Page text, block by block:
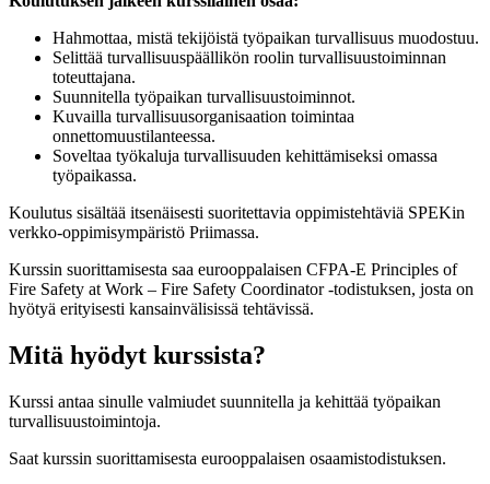
Hahmottaa, mistä tekijöistä työpaikan turvallisuus muodostuu.
Selittää turvallisuuspäällikön roolin turvallisuustoiminnan
toteuttajana.
Suunnitella työpaikan turvallisuustoiminnot.
Kuvailla turvallisuusorganisaation toimintaa
onnettomuustilanteessa.
Soveltaa työkaluja turvallisuuden kehittämiseksi omassa
työpaikassa.
Koulutus sisältää itsenäisesti suoritettavia oppimistehtäviä SPEKin
verkko-oppimisympäristö Priimassa.
Kurssin suorittamisesta saa eurooppalaisen CFPA-E Principles of
Fire Safety at Work – Fire Safety Coordinator -todistuksen, josta on
hyötyä erityisesti kansainvälisissä tehtävissä.
Mitä hyödyt kurssista?
Kurssi antaa sinulle valmiudet suunnitella ja kehittää työpaikan
turvallisuustoimintoja.
Saat kurssin suorittamisesta eurooppalaisen osaamistodistuksen.